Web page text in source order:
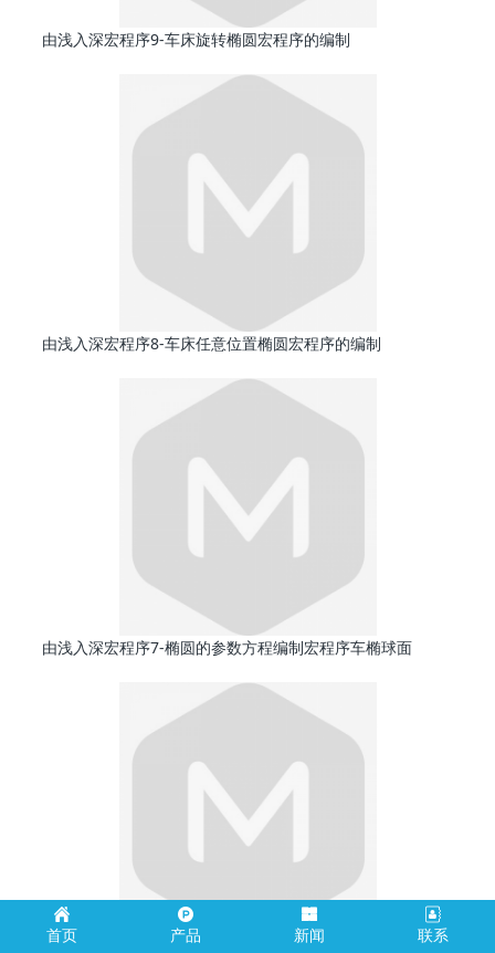
由浅入深宏程序9-车床旋转椭圆宏程序的编制
由浅入深宏程序8-车床任意位置椭圆宏程序的编制
由浅入深宏程序7-椭圆的参数方程编制宏程序车椭球面
首页 产品 新闻 联系